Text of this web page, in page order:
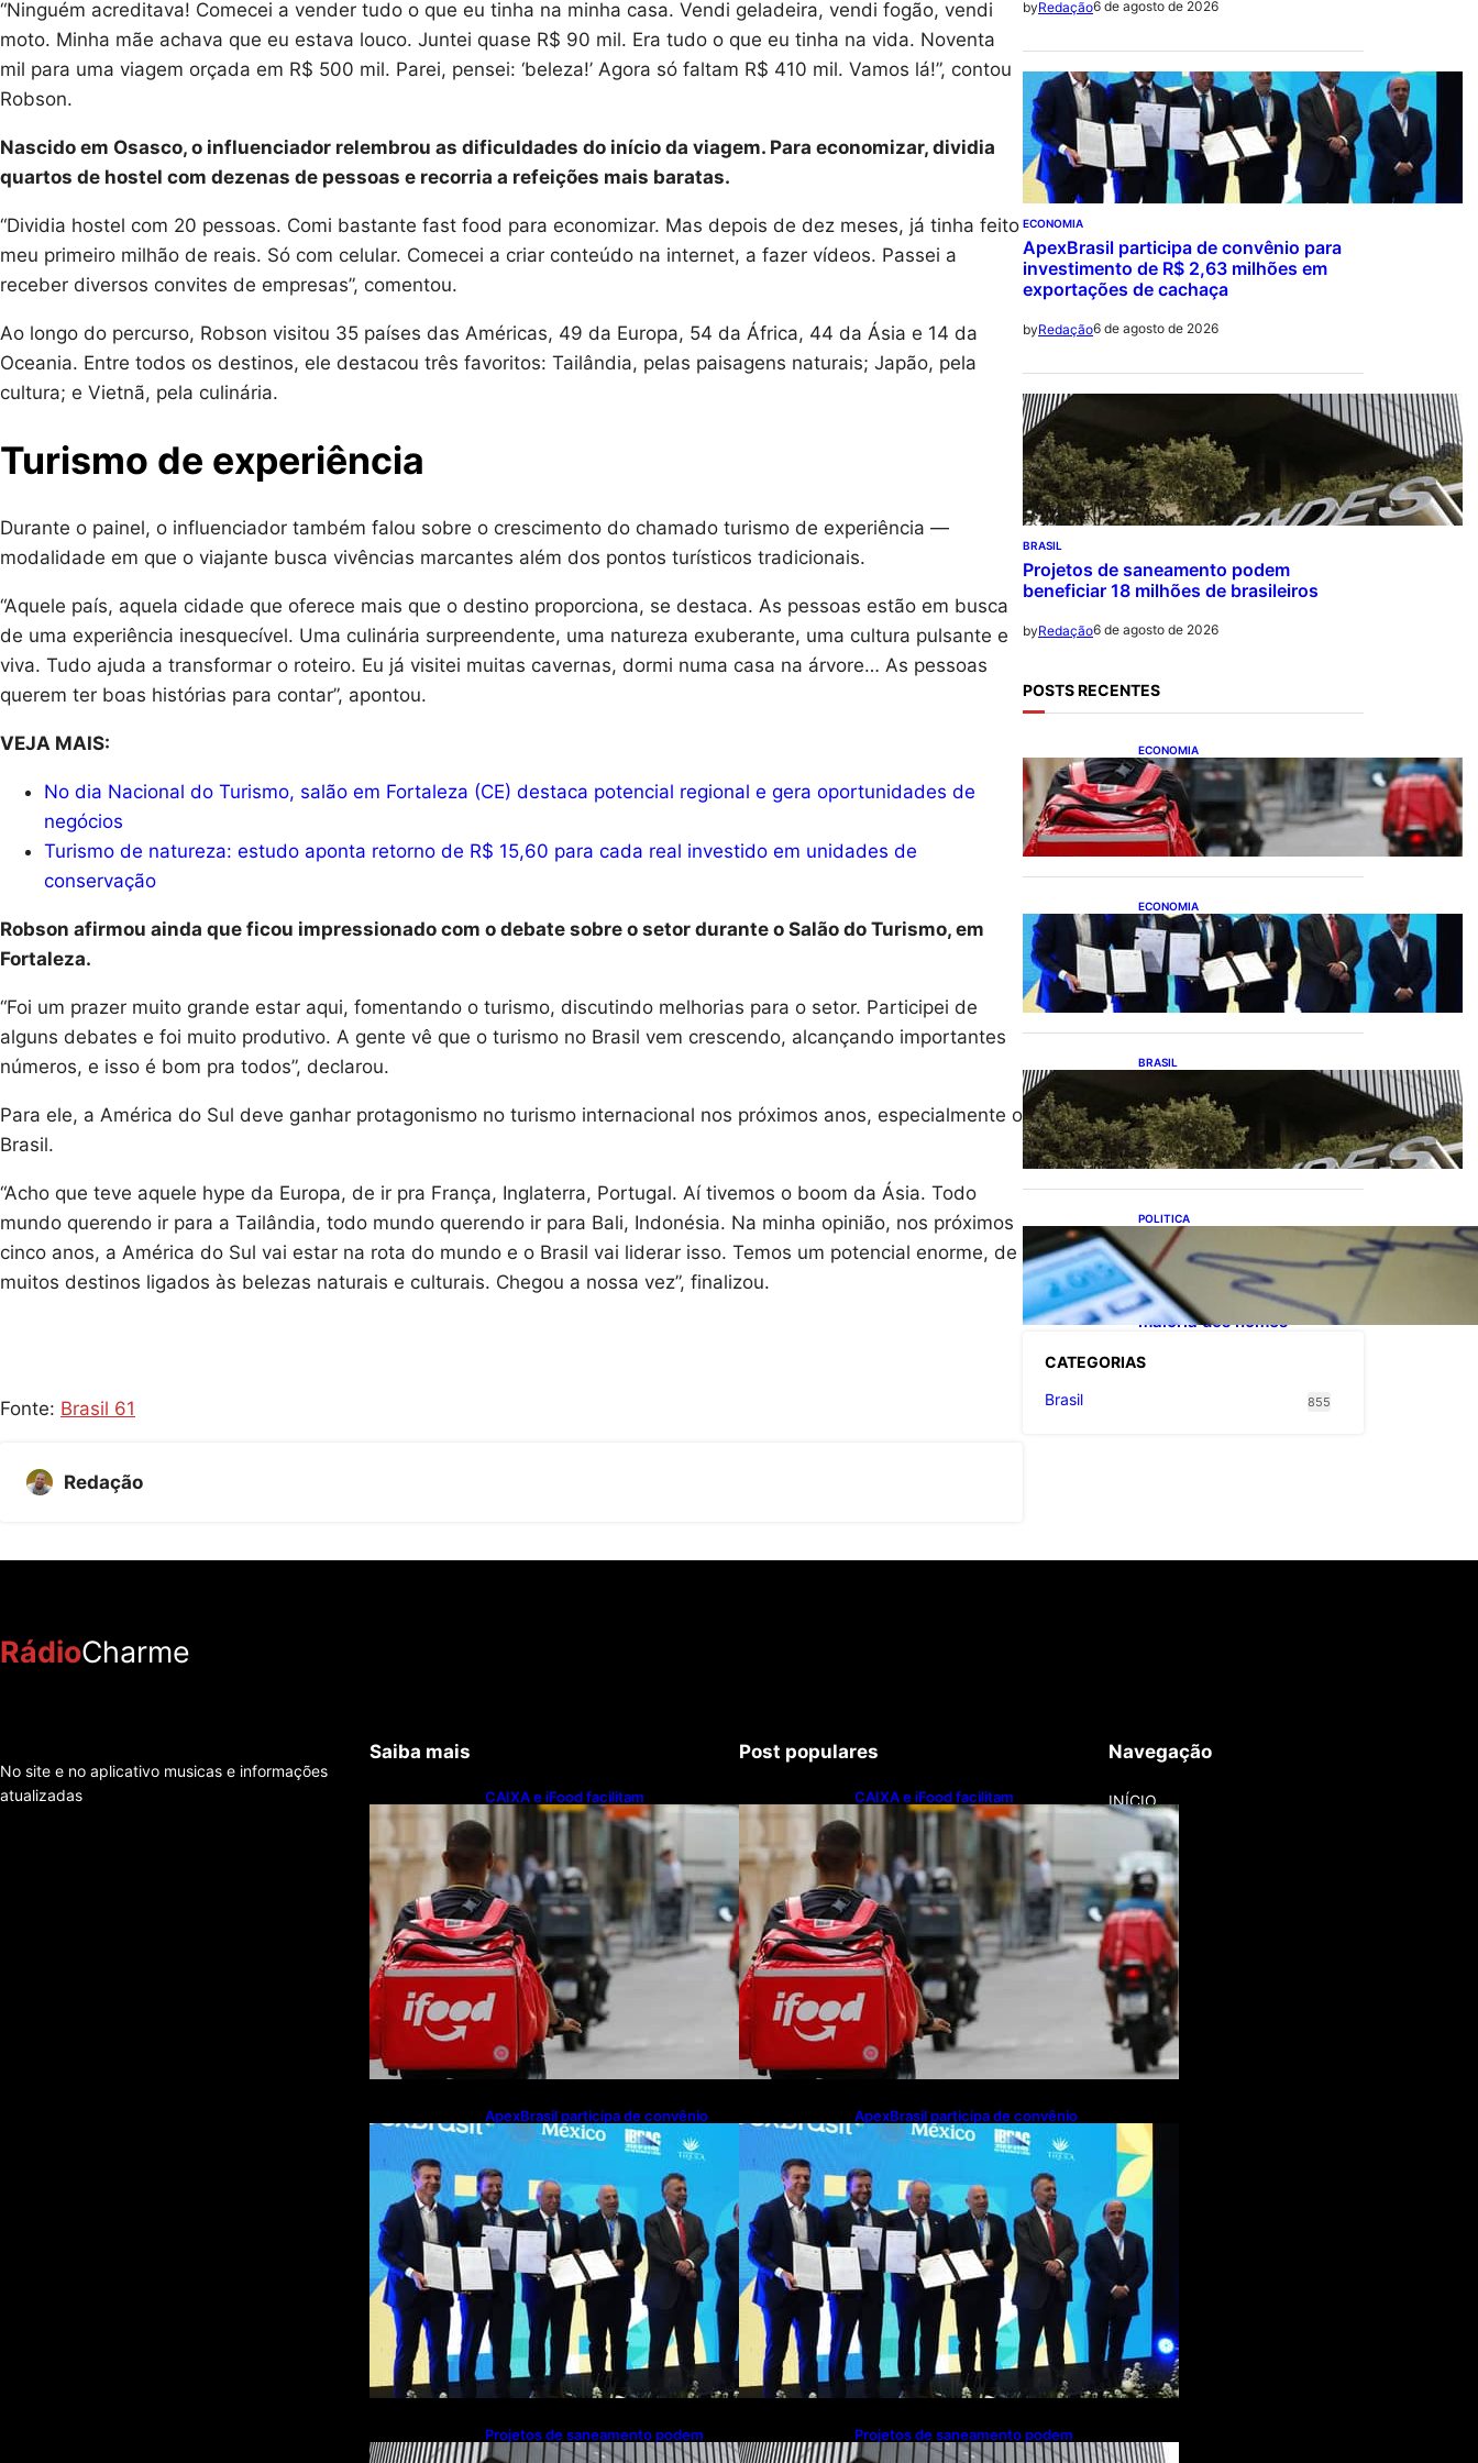
“Ninguém acreditava! Comecei a vender tudo o que eu tinha na minha casa. Vendi geladeira, vendi fogão, vendi
moto. Minha mãe achava que eu estava louco. Juntei quase R$ 90 mil. Era tudo o que eu tinha na vida. Noventa
mil para uma viagem orçada em R$ 500 mil. Parei, pensei: ‘beleza!’ Agora só faltam R$ 410 mil. Vamos lá!”, contou
Robson.
Nascido em Osasco, o influenciador relembrou as dificuldades do início da viagem. Para economizar, dividia
quartos de hostel com dezenas de pessoas e recorria a refeições mais baratas.
“Dividia hostel com 20 pessoas. Comi bastante fast food para economizar. Mas depois de dez meses, já tinha feito
meu primeiro milhão de reais. Só com celular. Comecei a criar conteúdo na internet, a fazer vídeos. Passei a
receber diversos convites de empresas”, comentou.
Ao longo do percurso, Robson visitou 35 países das Américas, 49 da Europa, 54 da África, 44 da Ásia e 14 da
Oceania. Entre todos os destinos, ele destacou três favoritos: Tailândia, pelas paisagens naturais; Japão, pela
cultura; e Vietnã, pela culinária.
Turismo de experiência
Durante o painel, o influenciador também falou sobre o crescimento do chamado turismo de experiência —
modalidade em que o viajante busca vivências marcantes além dos pontos turísticos tradicionais.
“Aquele país, aquela cidade que oferece mais que o destino proporciona, se destaca. As pessoas estão em busca
de uma experiência inesquecível. Uma culinária surpreendente, uma natureza exuberante, uma cultura pulsante e
viva. Tudo ajuda a transformar o roteiro. Eu já visitei muitas cavernas, dormi numa casa na árvore… As pessoas
querem ter boas histórias para contar”, apontou.
VEJA MAIS:
No dia Nacional do Turismo, salão em Fortaleza (CE) destaca potencial regional e gera oportunidades de
negócios
Turismo de natureza: estudo aponta retorno de R$ 15,60 para cada real investido em unidades de
conservação
Robson afirmou ainda que ficou impressionado com o debate sobre o setor durante o Salão do Turismo, em
Fortaleza.
“Foi um prazer muito grande estar aqui, fomentando o turismo, discutindo melhorias para o setor. Participei de
alguns debates e foi muito produtivo. A gente vê que o turismo no Brasil vem crescendo, alcançando importantes
números, e isso é bom pra todos”, declarou.
Para ele, a América do Sul deve ganhar protagonismo no turismo internacional nos próximos anos, especialmente o
Brasil.
“Acho que teve aquele hype da Europa, de ir pra França, Inglaterra, Portugal. Aí tivemos o boom da Ásia. Todo
mundo querendo ir para a Tailândia, todo mundo querendo ir para Bali, Indonésia. Na minha opinião, nos próximos
cinco anos, a América do Sul vai estar na rota do mundo e o Brasil vai liderar isso. Temos um potencial enorme, de
muitos destinos ligados às belezas naturais e culturais. Chegou a nossa vez”, finalizou.
Fonte: Brasil 61
Redação
byRedação6 de agosto de 2026
ECONOMIA
ApexBrasil participa de convênio para
investimento de R$ 2,63 milhões em
exportações de cachaça
byRedação6 de agosto de 2026
BRASIL
Projetos de saneamento podem
beneficiar 18 milhões de brasileiros
byRedação6 de agosto de 2026
POSTS RECENTES
ECONOMIA
CAIXA e iFood facilitam
financiamento de motos e
bicicletas elétricas para
entregadores
ECONOMIA
ApexBrasil participa de
convênio para investimento
de R$ 2,63 milhões em
exportações de cachaça
BRASIL
Projetos de saneamento
podem beneficiar 18
milhões de brasileiros
POLITICA
TCU lista mais de 6 mil
responsáveis com contas
irregulares; Nordeste e
Sudeste concentram
maioria dos nomes
CATEGORIAS
Brasil
855
RádioCharme
No site e no aplicativo musicas e informações
atualizadas
Saiba mais
CAIXA e iFood facilitam
financiamento de motos e bicicletas
elétricas para entregadores
ApexBrasil participa de convênio
para investimento de R$ 2,63
milhões em exportações de cachaça
Projetos de saneamento podem
beneficiar 18 milhões de brasileiros
Post populares
CAIXA e iFood facilitam
financiamento de motos e bicicletas
elétricas para entregadores
ApexBrasil participa de convênio
para investimento de R$ 2,63
milhões em exportações de cachaça
Projetos de saneamento podem
beneficiar 18 milhões de brasileiros
Navegação
INÍCIO